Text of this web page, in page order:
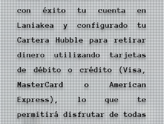
con éxito tu cuenta en
Laniakea y configurado tu
Cartera Hubble para retirar
dinero utilizando tarjetas
de débito o crédito (Visa,
MasterCard o American
Express), lo que te
permitirá disfrutar de todas